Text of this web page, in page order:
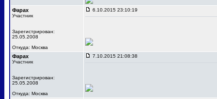
Фарах
Участник
Зарегистрирован:
25.05.2008
Откуда: Москва
6.10.2015 23:10:19
Фарах
Участник
Зарегистрирован:
25.05.2008
Откуда: Москва
7.10.2015 21:08:38